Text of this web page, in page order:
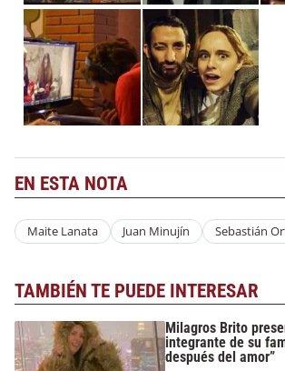
EN ESTA NOTA
Maite Lanata Juan Minujín Sebastián
TAMBIÉN TE PUEDE INTERESAR
Milagros Brito
integrante de su
después del amor”